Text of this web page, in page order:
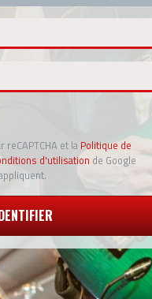
et la Politique de
d'utilisation de Google